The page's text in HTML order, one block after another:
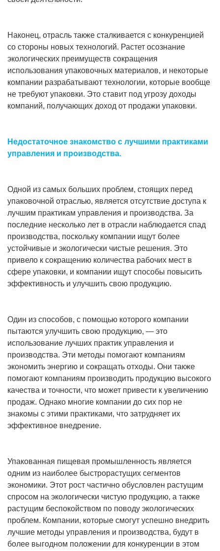
Наконец, отрасль также сталкивается с конкуренцией
со стороны новых технологий. Растет осознание
экологических преимуществ сокращения
использования упаковочных материалов, и некоторые
компании разрабатывают технологии, которые вообще
не требуют упаковки. Это ставит под угрозу доходы
компаний, получающих доход от продажи упаковки.
Недостаточное знакомство с лучшими практиками
управления и производства.
Одной из самых больших проблем, стоящих перед
упаковочной отраслью, является отсутствие доступа к
лучшим практикам управления и производства. За
последние несколько лет в отрасли наблюдается спад
производства, поскольку компании ищут более
устойчивые и экологически чистые решения. Это
привело к сокращению количества рабочих мест в
сфере упаковки, и компании ищут способы повысить
эффективность и улучшить свою продукцию.
Один из способов, с помощью которого компании
пытаются улучшить свою продукцию, — это
использование лучших практик управления и
производства. Эти методы помогают компаниям
экономить энергию и сокращать отходы. Они также
помогают компаниям производить продукцию высокого
качества и точности, что может привести к увеличению
продаж. Однако многие компании до сих пор не
знакомы с этими практиками, что затрудняет их
эффективное внедрение.
Упакованная пищевая промышленность является
одним из наиболее быстрорастущих сегментов
экономики. Этот рост частично обусловлен растущим
спросом на экологически чистую продукцию, а также
растущим беспокойством по поводу экологических
проблем. Компании, которые смогут успешно внедрить
лучшие методы управления и производства, будут в
более выгодном положении для конкуренции в этом